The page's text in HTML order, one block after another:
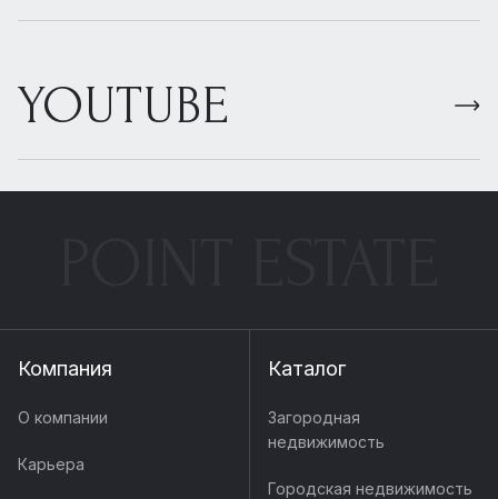
YOUTUBE
Компания
О компании
Карьера
Каталог
Загородная
недвижимость
Городская недвижимость